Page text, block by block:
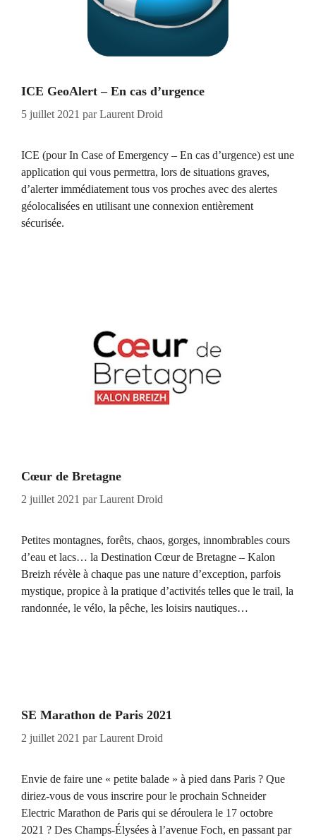
ICE GeoAlert – En cas d’urgence
5 juillet 2021 parLaurent Droid
ICE (pour In Case of Emergency – En cas d’urgence) est une
application qui vous permettra, lors de situations graves,
d’alerter immédiatement tous vos proches avec des alertes
géolocalisées en utilisant une connexion entièrement
sécurisée.
Cœur de Bretagne
2 juillet 2021 parLaurent Droid
Petites montagnes, forêts, chaos, gorges, innombrables cours
d’eau et lacs… la Destination Cœur de Bretagne – Kalon
Breizh révèle à chaque pas une nature d’exception, parfois
mystique, propice à la pratique d’activités telles que le trail, la
randonnée, le vélo, la pêche, les loisirs nautiques…
SE Marathon de Paris 2021
2 juillet 2021 parLaurent Droid
Envie de faire une « petite balade » à pied dans Paris ? Que
diriez-vous de vous inscrire pour le prochain Schneider
Electric Marathon de Paris qui se déroulera le 17 octobre
2021 ? Des Champs-Élysées à l’avenue Foch, en passant par